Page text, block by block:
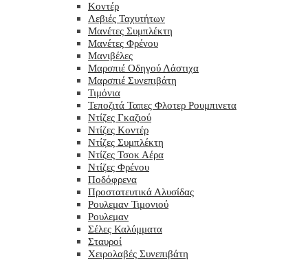
Κοντέρ
Λεβιές Ταχυτήτων
Μανέτες Συμπλέκτη
Μανέτες Φρένου
Μανιβέλες
Μαρσπιέ Οδηγού Λάστιχα
Μαρσπιέ Συνεπιβάτη
Τιμόνια
Τεποζιτά Ταπες Φλοτερ Ρουμπινετα
Ντίζες Γκαζιού
Ντίζες Κοντέρ
Ντίζες Συμπλέκτη
Ντίζες Τσοκ Αέρα
Ντίζες Φρένου
Ποδόφρενα
Προστατευτικά Αλυσίδας
Ρουλεμαν Τιμονιού
Ρουλεμαν
Σέλες Καλύμματα
Σταυροί
Χειρολαβές Συνεπιβάτη